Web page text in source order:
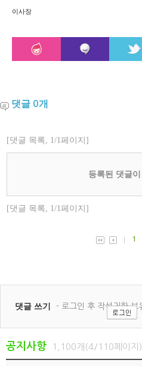
이사장
댓글 0개
공지사항 1,100개(4/110페이지)